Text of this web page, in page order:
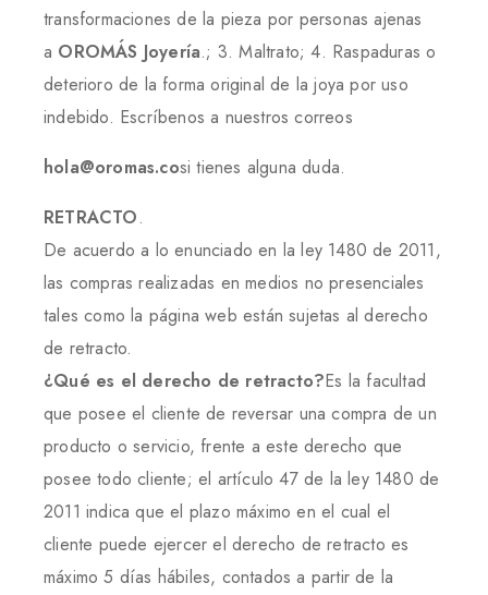
transformaciones de la pieza por personas ajenas
a OROMÁS Joyería.; 3. Maltrato; 4. Raspaduras o
deterioro de la forma original de la joya por uso
indebido. Escríbenos a nuestros correos
hola@oromas.cosi tienes alguna duda.
RETRACTO.
De acuerdo a lo enunciado en la ley 1480 de 2011,
las compras realizadas en medios no presenciales
tales como la página web están sujetas al derecho
de retracto.
¿Qué es el derecho de retracto?Es la facultad
que posee el cliente de reversar una compra de un
producto o servicio, frente a este derecho que
posee todo cliente; el artículo 47 de la ley 1480 de
2011 indica que el plazo máximo en el cual el
cliente puede ejercer el derecho de retracto es
máximo 5 días hábiles, contados a partir de la